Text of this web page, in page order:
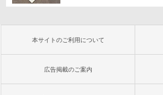
本サイトのご利用について
広告掲載のご案内